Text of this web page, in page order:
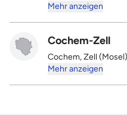
Mehr anzeigen
Cochem-Zell
Cochem, Zell
Mehr anzeigen